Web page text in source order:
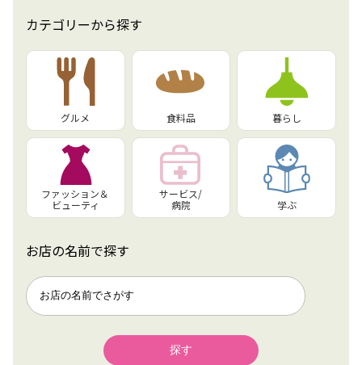
カテゴリーから探す
グルメ 食料品 暮らし
ファッション＆
ビューティ
サービス/
病院
学ぶ
お店の名前で探す